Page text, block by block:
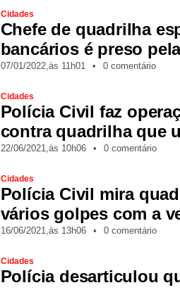
Cidades
Chefe de quadrilha
bancários é preso
07/01/2022,às 11h01 • 0 comentário
Cidades
Polícia Civil faz
contra quadrilha que
22/06/2021,às 10h06 • 0 comentário
Cidades
Polícia Civil mira
vários golpes com a
16/06/2021,às 13h06 • 0 comentário
Cidades
Polícia desarticulou